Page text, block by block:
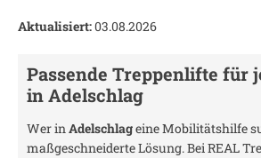
Aktualisiert:03.08.2026
Passende Treppenlifte für
inAdelschlag
Wer inAdelschlageine Mobilitätshilfe
maßgeschneiderte Lösung. Bei REAL